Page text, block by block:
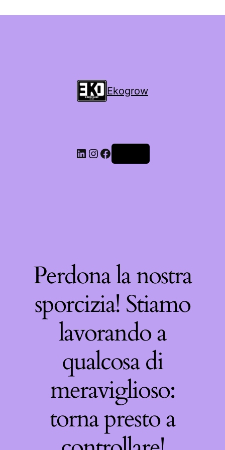
Ekogrow
Perdona la nostra
sporcizia! Stiamo
lavorando a
qualcosa di
meraviglioso:
torna presto a